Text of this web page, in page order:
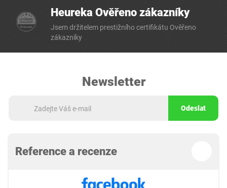
Heureka Ověřeno zákazníky
Jsem držitelem prestižního certifikátu Ověřeno
zákazníky
Newsletter
Odeslat
Reference a recenze